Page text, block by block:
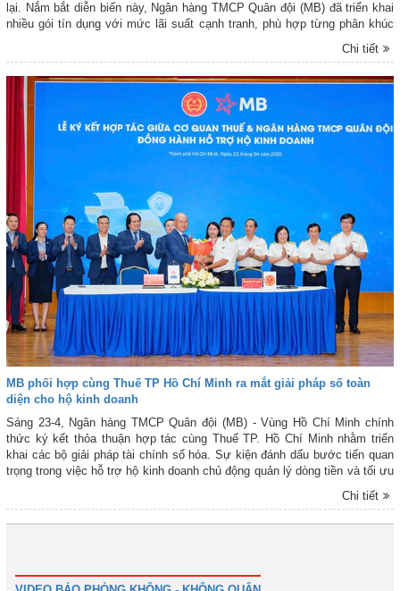
lại. Nắm bắt diễn biến này, Ngân hàng TMCP Quân đội (MB) đã triển khai
nhiều gói tín dụng với mức lãi suất cạnh tranh, phù hợp từng phân khúc
Chi tiết
MB phối hợp cùng Thuế TP Hồ Chí Minh ra mắt giải pháp số toàn
diện cho hộ kinh doanh
Sáng 23-4, Ngân hàng TMCP Quân đội (MB) - Vùng Hồ Chí Minh chính
thức ký kết thỏa thuận hợp tác cùng Thuế TP. Hồ Chí Minh nhằm triển
khai các bộ giải pháp tài chính số hóa. Sự kiện đánh dấu bước tiến quan
trọng trong việc hỗ trợ hộ kinh doanh chủ động quản lý dòng tiền và tối ưu
Chi tiết